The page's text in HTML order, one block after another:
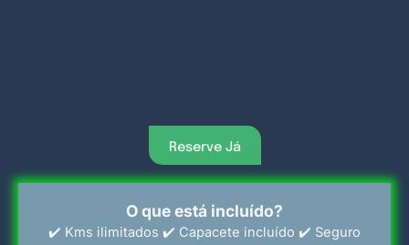
Reserve Já
O que está incluído?
✔️ Kms ilimitados ✔️ Capacete incluído ✔️ Seguro